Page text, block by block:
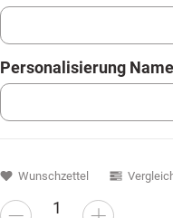
Personalisierung Geburtsdatum
Personalisierung Name
Personalisierung Name
Wunschzettel